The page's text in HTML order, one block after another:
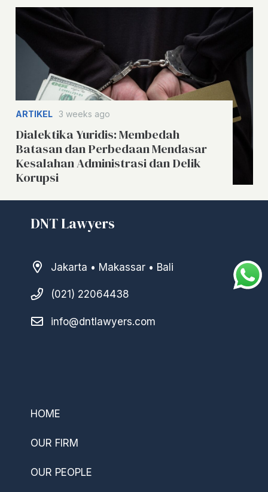
ARTIKEL 3 weeks ago
Dialektika Yuridis: Membedah
Batasan dan Perbedaan Mendasar
Kesalahan Administrasi dan Delik
Korupsi
DNT Lawyers
Jakarta • Makassar • Bali
(021) 22064438
info@dntlawyers.com
HOME
OUR FIRM
OUR PEOPLE